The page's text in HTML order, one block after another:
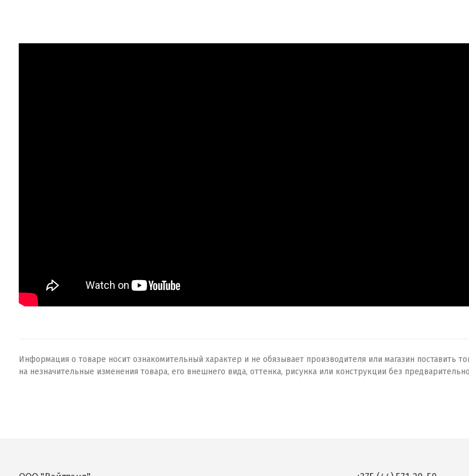
Информация о товаре носит ознакомительный характер и не обязывает производителя или магазин поставить
на незначительные изменения товара, его внешнего вида, оттенка, рисунка или конструкции без